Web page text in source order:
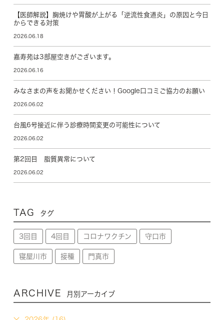
【医師解説】胸焼けや胃酸が上がる「逆流性食道炎」の原因と今日
からできる対策
2026.06.18
嘉寿苑は3部屋空きがございます。
2026.06.16
みなさまの声をお聞かせください！Google口コミご協力のお願い
2026.06.02
台風6号接近に伴う診療時間変更の可能性について
2026.06.02
第2回目 脂質異常について
2026.06.02
TAG タグ
3回目 4回目 コロナワクチン 守口市
寝屋川市 接種 門真市
ARCHIVE 月別アーカイブ